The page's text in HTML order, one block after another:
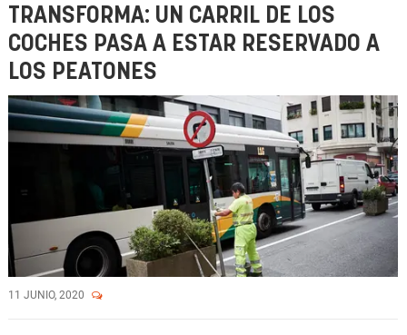
TRANSFORMA: UN CARRIL DE LOS
COCHES PASA A ESTAR RESERVADO A
LOS PEATONES
11 JUNIO, 2020